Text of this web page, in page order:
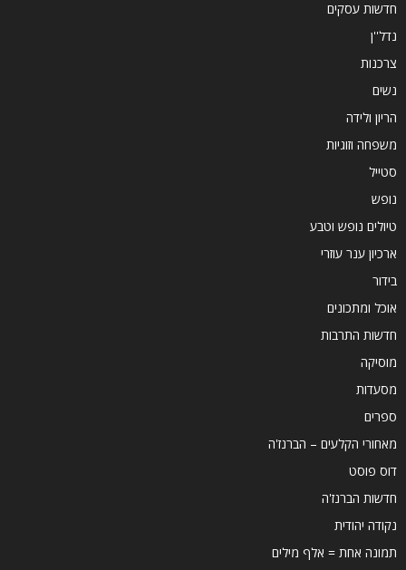
חדשות עסקים
נדל''ן
צרכנות
נשים
הריון ולידה
משפחה וזוגיות
סטייל
נופש
טיולים נופש וטבע
ארכיון ענר עוזרי
בידור
אוכל ומתכונים
חדשות התרבות
מוסיקה
מסעדות
ספרים
מאחורי הקלעים – הברנז'ה
דוס פוסט
חדשות הברנז'ה
נקודה יהודית
תמונה אחת = אלף מילים